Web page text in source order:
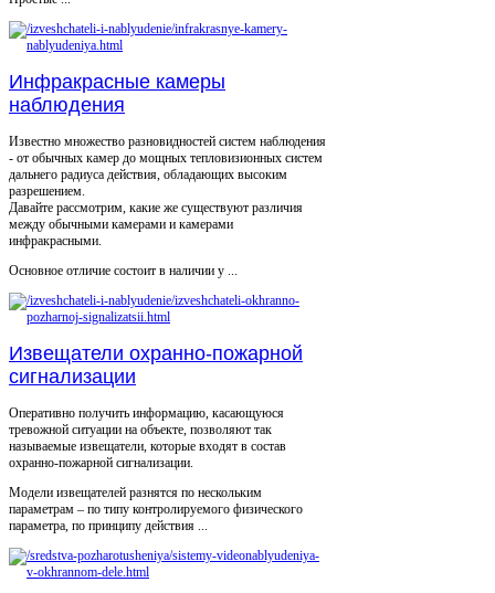
Инфракрасные камеры
наблюдения
Известно множество разновидностей систем наблюдения
- от обычных камер до мощных тепловизионных систем
дальнего радиуса действия, обладающих высоким
разрешением.
Давайте рассмотрим, какие же существуют различия
между обычными камерами и камерами
инфракрасными.
Основное отличие состоит в наличии у ...
Извещатели охранно-пожарной
сигнализации
Оперативно получить информацию, касающуюся
тревожной ситуации на объекте, позволяют так
называемые извещатели, которые входят в состав
охранно-пожарной сигнализации.
Модели извещателей разнятся по нескольким
параметрам – по типу контролируемого физического
параметра, по принципу действия ...